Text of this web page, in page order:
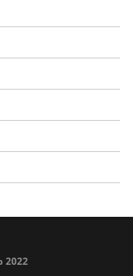
2022